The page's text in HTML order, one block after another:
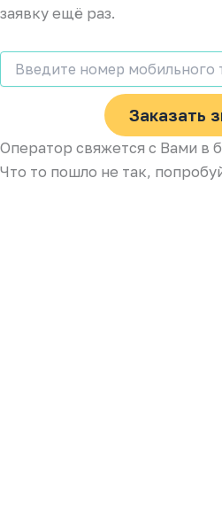
заявку ещё раз.
Заказать
Оператор свяжется с Вами в
Что то пошло не так,